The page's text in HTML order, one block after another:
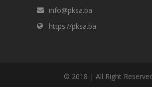
info@pksa.ba
https://pksa.ba
© 2018 | All Right